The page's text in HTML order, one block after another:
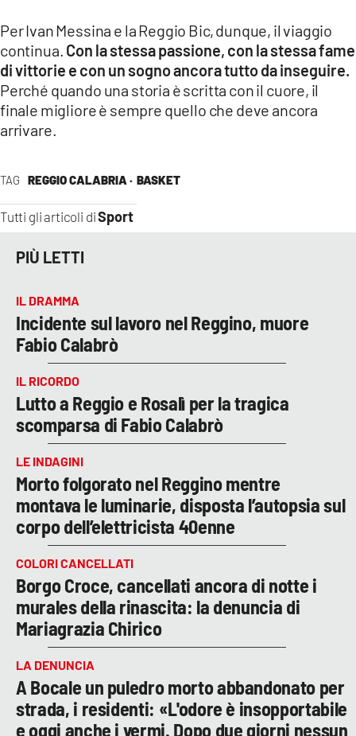
TAG REGGIO CALABRIA · BASKET
Tutti gli articoli diSport
Per Ivan Messina e la Reggio Bic, dunque, il viaggio
continua. Con la stessa passione, con la stessa fame
di vittorie e con un sogno ancora tutto da inseguire.
Perché quando una storia è scritta con il cuore, il
finale migliore è sempre quello che deve ancora
arrivare.
PIÙ LETTI
IL DRAMMA
Incidente sul lavoro nel Reggino, muore
Fabio Calabrò
IL RICORDO
Lutto a Reggio e Rosalì per la tragica
scomparsa di Fabio Calabrò
LE INDAGINI
Morto folgorato nel Reggino mentre
montava le luminarie, disposta l’autopsia sul
corpo dell’elettricista 40enne
COLORI CANCELLATI
Borgo Croce, cancellati ancora di notte i
murales della rinascita: la denuncia di
Mariagrazia Chirico
LA DENUNCIA
A Bocale un puledro morto abbandonato per
strada, i residenti: «L'odore è insopportabile
e oggi anche i vermi. Dopo due giorni nessun